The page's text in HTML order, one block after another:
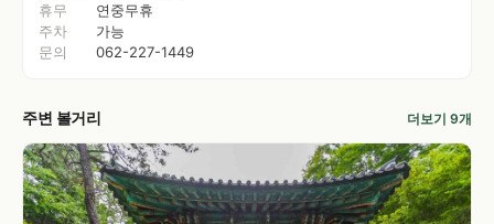
휴무
연중무휴
주차
가능
문의
062-227-1449
주변 볼거리 더보기 9개